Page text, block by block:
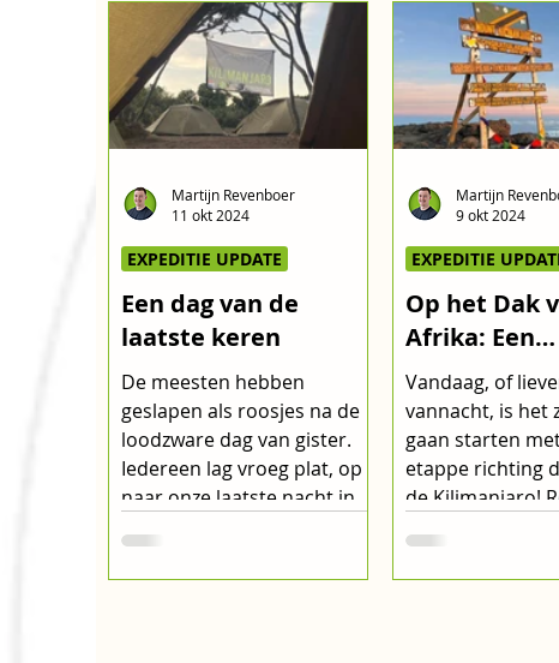
Een dag van de
laatste keren
De meesten hebben
geslapen als roosjes na de
loodzware dag van gister.
Iedereen lag vroeg plat, op
naar onze laatste nacht in
EXPEDITIE UPDATE
Martijn Revenboer
11 okt 2024
Op het Dak
Afrika: Een
Einde van
Epische Reis
Vandaag, of
vannacht, is het
gaan starten
etappe richting
de Kilimanjaro!
EXPEDITIE
Martijn
9 okt 2024